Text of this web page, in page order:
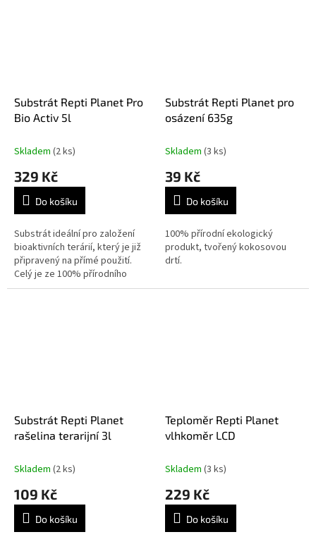
Substrát Repti Planet Pro
Bio Activ 5l
Skladem (2 ks)
329 Kč
Do košíku
Substrát ideální pro založení
bioaktivních terárií, který je již
připravený na přímé použití.
Celý je ze 100% přírodního
materiálu.
Substrát Repti Planet pro
osázení 635g
Skladem (3 ks)
39 Kč
Do košíku
100% přírodní ekologický
produkt, tvořený kokosovou
drtí.
Substrát Repti Planet
rašelina terarijní 3l
Skladem (2 ks)
109 Kč
Do košíku
Teploměr Repti Planet
vlhkoměr LCD
Skladem (3 ks)
229 Kč
Do košíku